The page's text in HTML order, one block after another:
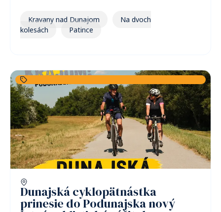
Kravany nad Dunajom
Na dvoch
kolesách
Patince
Dunajská cyklopätnástka
prinesie do Podunajska nový